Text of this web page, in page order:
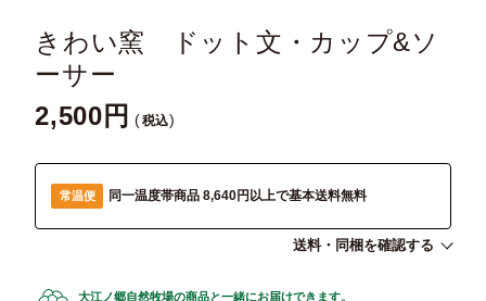
きわい窯 ドット文・カップ&ソ
ーサー
2,500 税込
常温便 同一温度帯商品 8,640円以上で基本送料無料
送料・同梱を確認する
大江ノ郷自然牧場の商品と一緒にお届けできます。